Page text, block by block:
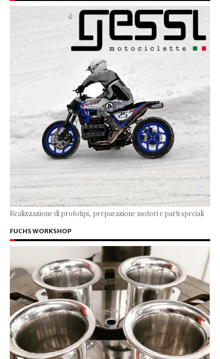
Realizzazione di prototipi, preparazione motori e parti speciali
FUCHS WORKSHOP